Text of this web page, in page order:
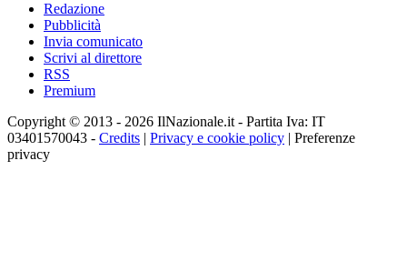
Redazione
Pubblicità
Invia comunicato
Scrivi al direttore
RSS
Premium
Copyright © 2013 - 2026 IlNazionale.it - Partita Iva: IT
03401570043 - Credits | Privacy e cookie policy | Preferenze
privacy